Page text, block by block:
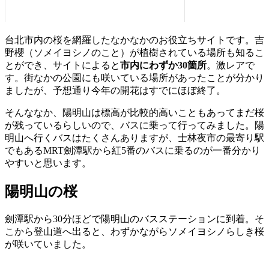
台北市内の桜を網羅したなかなかのお役立ちサイトです。吉
野櫻（ソメイヨシノのこと）が植樹されている場所も知るこ
とができ、サイトによると市内にわずか30箇所。激レアで
す。街なかの公園にも咲いている場所があったことが分かり
ましたが、予想通り今年の開花はすでにほぼ終了。
そんななか、陽明山は標高が比較的高いこともあってまだ桜
が残っているらしいので、バスに乗って行ってみました。陽
明山へ行くバスはたくさんありますが、士林夜市の最寄り駅
でもあるMRT劍潭駅から紅5番のバスに乗るのが一番分かり
やすいと思います。
陽明山の桜
劍潭駅から30分ほどで陽明山のバスステーションに到着。そ
こから登山道へ出ると、わずかながらソメイヨシノらしき桜
が咲いていました。